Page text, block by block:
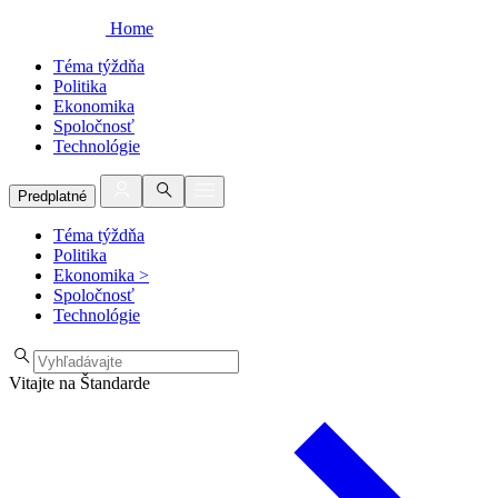
Home
Téma týždňa
Politika
Ekonomika
Spoločnosť
Technológie
Predplatné
Téma týždňa
Politika
Ekonomika >
Spoločnosť
Technológie
Vitajte na Štandarde